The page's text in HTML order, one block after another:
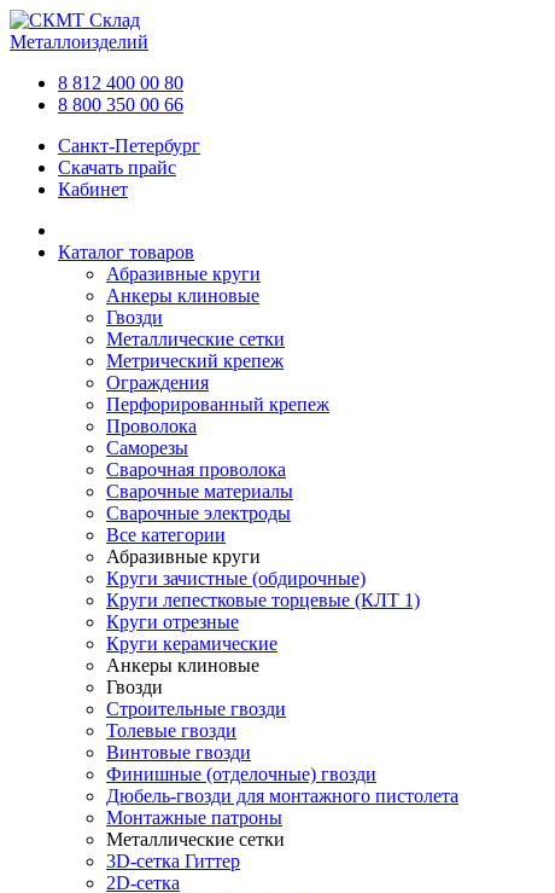
Склад
Металлоизделий
8 812 400 00 80
8 800 350 00 66
Санкт-Петербург
Скачать прайс
Кабинет
Каталог товаров
Абразивные круги
Анкеры клиновые
Гвозди
Металлические сетки
Метрический крепеж
Ограждения
Перфорированный крепеж
Проволока
Саморезы
Сварочная проволока
Сварочные материалы
Сварочные электроды
Все категории
Абразивные круги
Круги зачистные (обдирочные)
Круги лепестковые торцевые (КЛТ 1)
Круги отрезные
Круги керамические
Анкеры клиновые
Гвозди
Строительные гвозди
Толевые гвозди
Винтовые гвозди
Финишные (отделочные) гвозди
Дюбель-гвозди для монтажного пистолета
Монтажные патроны
Металлические сетки
3D-сетка Гиттер
2D-сетка